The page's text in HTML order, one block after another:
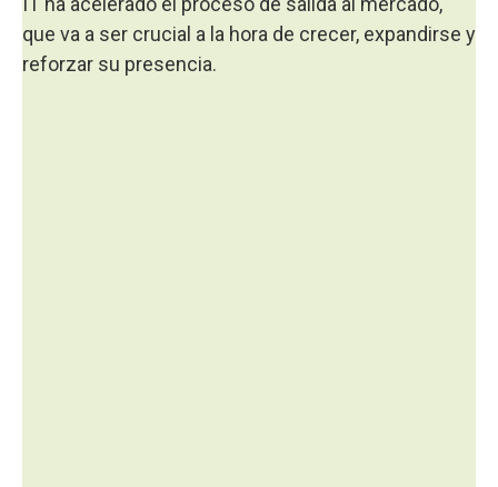
que va a ser crucial a la hora de crecer, expandirse y
reforzar su presencia.